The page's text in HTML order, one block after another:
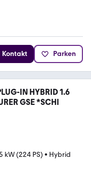
Kontakt Parken
IN HYBRID 1.6
GSE *SCHI
kW (224 PS) • Hybrid